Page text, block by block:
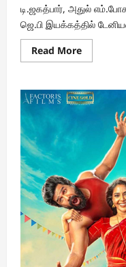
டி.ஜகத்பார், அதுல்
ஜெ.பி இயக்கத்தில்
Read MoreRead
more
–
விமர்சனம்